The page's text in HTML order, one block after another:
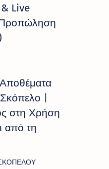
Live
Αποθέματα
|
στη Χρήση
από τη